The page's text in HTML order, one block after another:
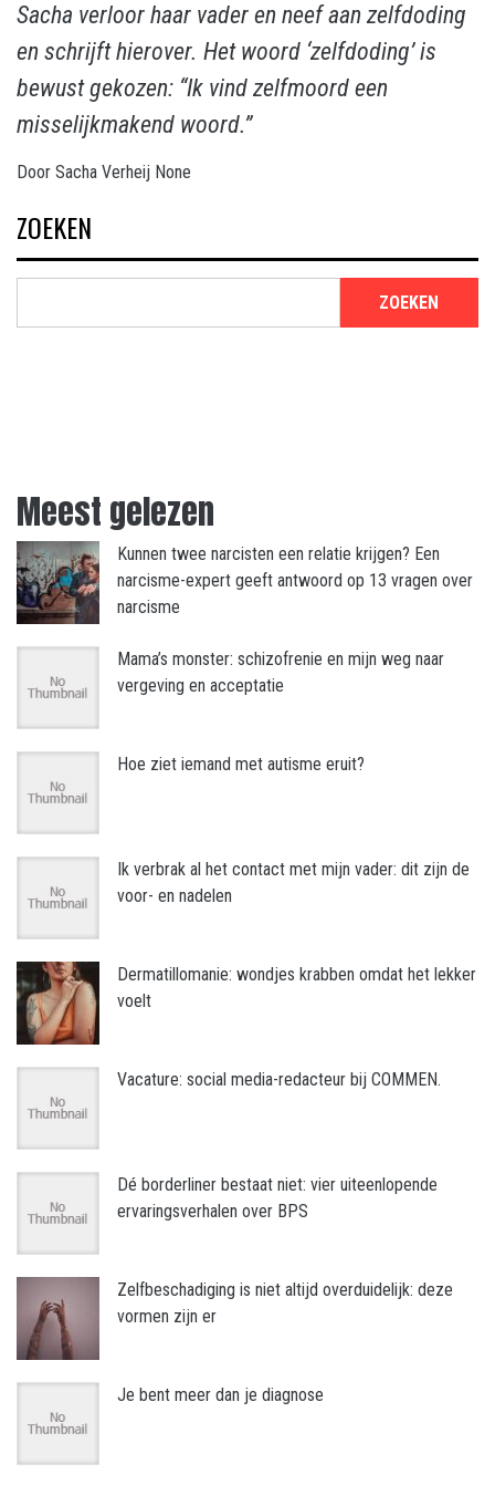
Sacha verloor haar vader en neef aan zelfdoding
en schrijft hierover. Het woord ‘zelfdoding’ is
bewust gekozen: “Ik vind zelfmoord een
misselijkmakend woord.”
Door Sacha Verheij None
ZOEKEN
ZOEKEN
Meest gelezen
Kunnen twee narcisten een relatie krijgen? Een
narcisme-expert geeft antwoord op 13 vragen over
narcisme
Mama’s monster: schizofrenie en mijn weg naar
vergeving en acceptatie
Hoe ziet iemand met autisme eruit?
Ik verbrak al het contact met mijn vader: dit zijn de
voor- en nadelen
Dermatillomanie: wondjes krabben omdat het lekker
voelt
Vacature: social media-redacteur bij COMMEN.
Dé borderliner bestaat niet: vier uiteenlopende
ervaringsverhalen over BPS
Zelfbeschadiging is niet altijd overduidelijk: deze
vormen zijn er
Je bent meer dan je diagnose